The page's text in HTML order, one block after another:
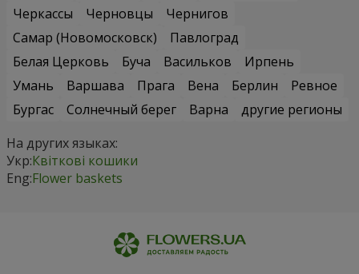
Черкассы
Черновцы
Чернигов
Самар (Новомосковск)
Павлоград
Белая Церковь
Буча Васильков
Ирпень
Умань
Варшава Прага Вена Берлин
Ревное
Бургас
Солнечный берег Варна
другие регионы
На других языках:
Укр:Квіткові кошики
Eng:Flower baskets